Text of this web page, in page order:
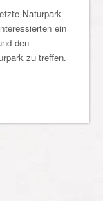
Naturpark-
ein
den
zu treffen.